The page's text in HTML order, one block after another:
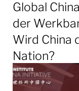
Global
der
Wird China
Nation?